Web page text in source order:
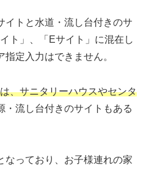
イトと水道・流し台付きのサ
ト」、「Eサイト」に混在し
定入力はできません。
、サニタリーハウスやセンタ
・流し台付きのサイトもある
なっており、お子様連れの家